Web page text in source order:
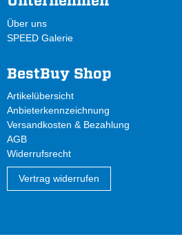
Über uns
SPEED Galerie
BestBuy Shop
Artikelübersicht
Anbieterkennzeichnung
Versandkosten & Bezahlung
AGB
Widerrufsrecht
Vertrag widerrufen